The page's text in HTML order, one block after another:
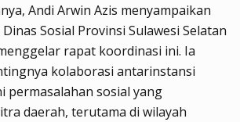
Andi Arwin Azis menyampaikan
Sosial Provinsi Sulawesi Selatan
rapat koordinasi ini. Ia
kolaborasi antarinstansi
permasalahan sosial yang
daerah, terutama di wilayah